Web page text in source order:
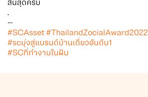
สิ้นสุดครับ
.
--
#SCAsset#ThailandZocialAward2022
#scมุ่งสู่แบรนด์บ้านเดี่ยวอันดับ1
#SCที่ทำงานในฝัน